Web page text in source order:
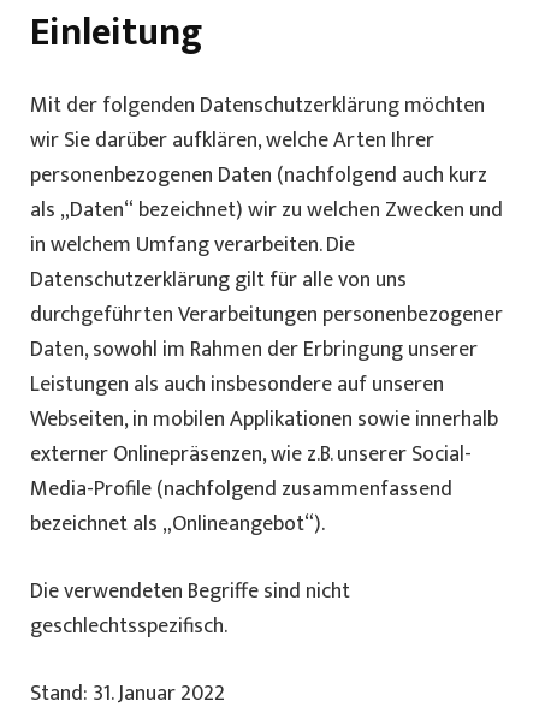
Einleitung
Mit der folgenden Datenschutzerklärung möchten
wir Sie darüber aufklären, welche Arten Ihrer
personenbezogenen Daten (nachfolgend auch kurz
als „Daten“ bezeichnet) wir zu welchen Zwecken und
in welchem Umfang verarbeiten. Die
Datenschutzerklärung gilt für alle von uns
durchgeführten Verarbeitungen personenbezogener
Daten, sowohl im Rahmen der Erbringung unserer
Leistungen als auch insbesondere auf unseren
Webseiten, in mobilen Applikationen sowie innerhalb
externer Onlinepräsenzen, wie z.B. unserer Social-
Media-Profile (nachfolgend zusammenfassend
bezeichnet als „Onlineangebot“).
Die verwendeten Begriffe sind nicht
geschlechtsspezifisch.
Stand: 31. Januar 2022